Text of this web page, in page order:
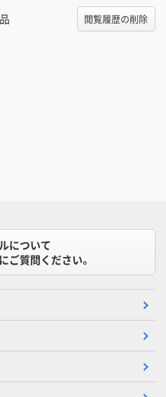
閲覧履歴の削除
について
ご質問ください。